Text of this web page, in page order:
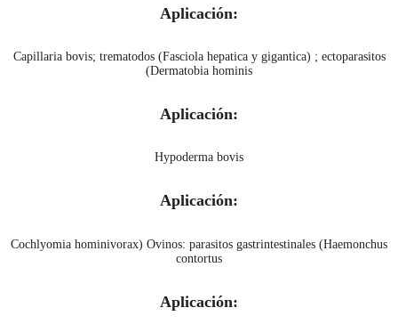
Aplicación:
Capillaria bovis; trematodos (Fasciola hepatica y gigantica) ; ectoparasitos
(Dermatobia hominis
Aplicación:
Hypoderma bovis
Aplicación:
Cochlyomia hominivorax) Ovinos: parasitos gastrintestinales (Haemonchus
contortus
Aplicación: